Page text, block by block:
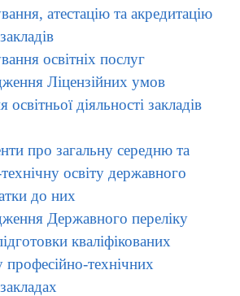
атестацію та акредитацію
освітніх послуг
Ліцензійних умов
діяльності закладів
про загальну середню та
освіту державного
до них
Державного переліку
кваліфікованих
професійно-технічних